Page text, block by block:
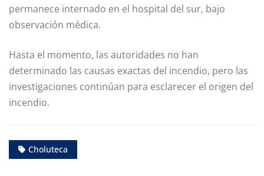
permanece internado en el hospital del sur, bajo
observación médica.
Hasta el momento, las autoridades no han
determinado las causas exactas del incendio, pero las
investigaciones continúan para esclarecer el origen del
incendio.
Choluteca